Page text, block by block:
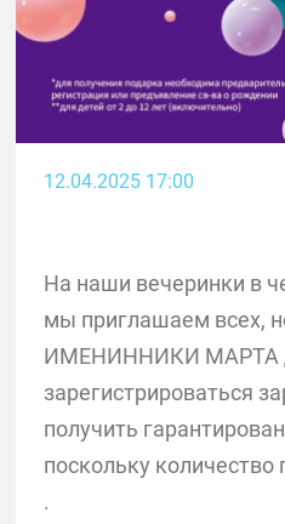
12.04.2025 17:00
На наши вечеринки в
мы приглашаем всех,
ИМЕНИННИКИ МАРТА
зарегистрироваться
получить
поскольку количество
.